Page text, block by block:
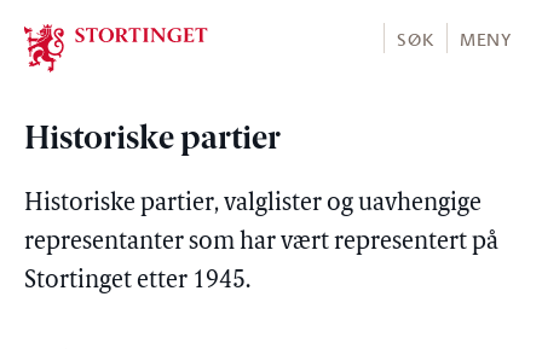
Stortinget.no
SØK MENY
Historiske partier
Historiske partier, valglister og uavhengige
representanter som har vært representert på
Stortinget etter 1945.